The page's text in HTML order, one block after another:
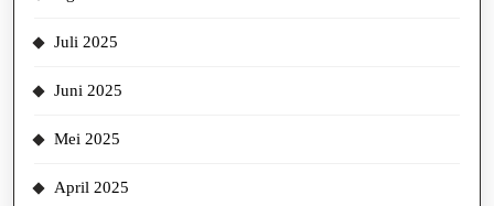
Juli 2025
Juni 2025
Mei 2025
April 2025